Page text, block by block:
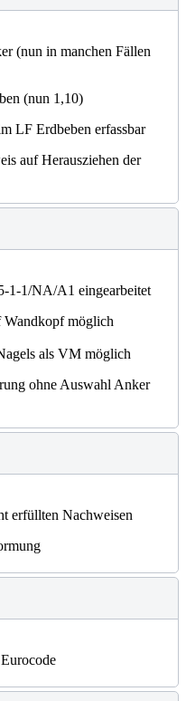
(nun in manchen Fällen
(nun 1,10)
LF Erdbeben erfassbar
auf Herausziehen der
1-1/NA/A1 eingearbeitet
Wandkopf möglich
als VM möglich
ohne Auswahl Anker
erfüllten Nachweisen